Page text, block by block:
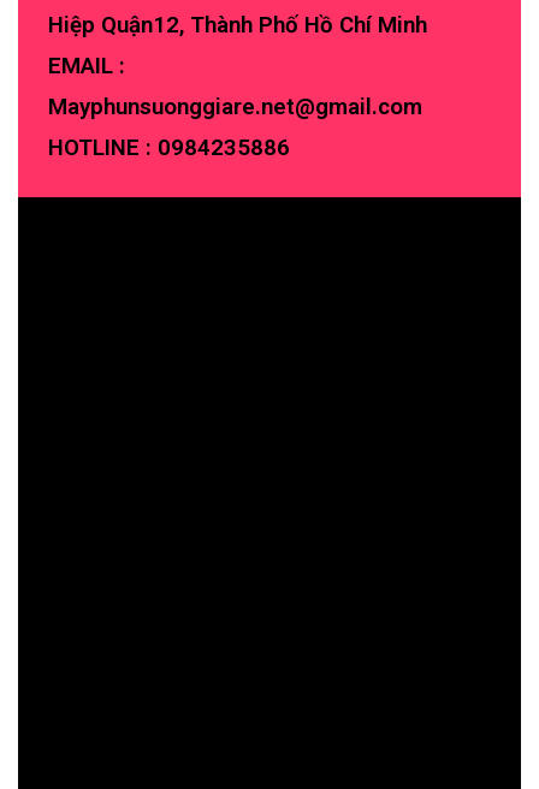
Hiệp Quận12, Thành Phố Hồ Chí Minh
EMAIL :
Mayphunsuonggiare.net@gmail.com
HOTLINE : 0984235886